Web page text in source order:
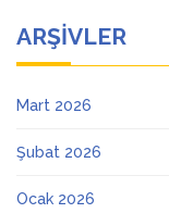
ARŞIVLER
Mart 2026
Şubat 2026
Ocak 2026